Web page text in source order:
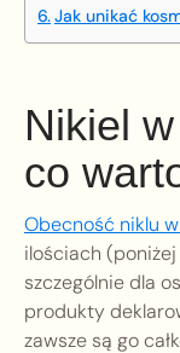
Jak unikać
Nikiel
co
Obecność niklu
ilościach
szczególnie dla
produkty
zawsze są go